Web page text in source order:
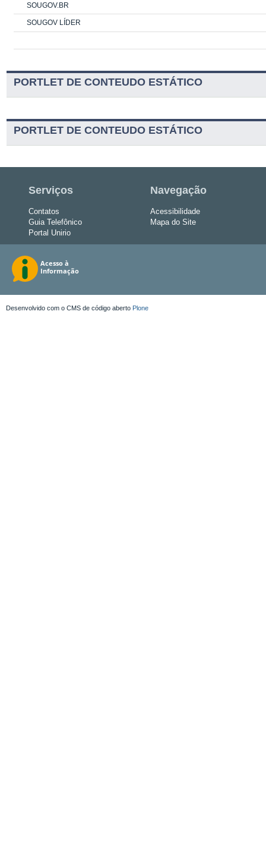
SOUGOV.BR
SOUGOV LÍDER
PORTLET DE CONTEUDO ESTÁTICO
PORTLET DE CONTEUDO ESTÁTICO
Serviços
Contatos
Guia Telefônico
Portal Unirio
Navegação
Acessibilidade
Mapa do Site
Desenvolvido com o CMS de código aberto Plone